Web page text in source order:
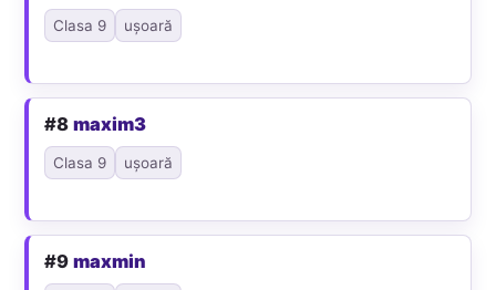
Clasa 9 ușoară
#8maxim3
Clasa 9 ușoară
#9maxmin